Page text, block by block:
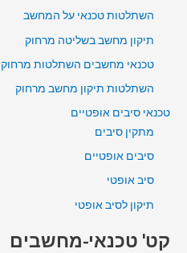
השתלטות טכנאי על המחשב
תיקון מחשב בשליטה מרחוק
טכנאי מחשבים השתלטות מרחוק
השתלטות תיקון מחשב מרחוק
טכנאי סיבים אופטיים
מתקין סיבים
סיבים אופטיים
סיב אופטי
תיקון לסיב אופטי
קט' טכנאי-מחשבים